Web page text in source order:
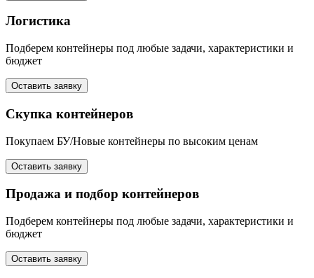
Логистика
Подберем контейнеры под любые задачи, характеристики и
бюджет
Оставить заявку
Скупка контейнеров
Покупаем БУ/Новые контейнеры по высоким ценам
Оставить заявку
Продажа и подбор контейнеров
Подберем контейнеры под любые задачи, характеристики и
бюджет
Оставить заявку